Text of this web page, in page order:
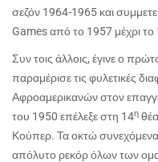
σεζόν 1964-1965 και
Gamesαπό το 1957 μέχρι το
Συν τοις άλλοις, έγινε ο
παραμέρισε τις φυλετικές
Αφροαμερικανών στον
του 1950 επέλεξε στη 14η
Κούπερ. Τα οκτώ
απόλυτο ρεκόρ όλων των